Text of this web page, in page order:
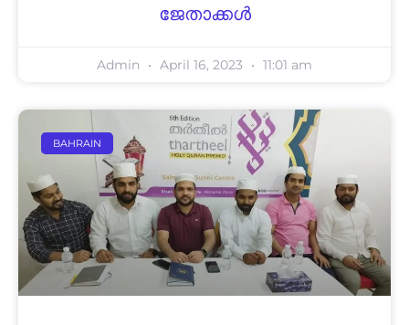
ജേതാക്കൾ
Admin April 16, 2023 11:01 am
BAHRAIN